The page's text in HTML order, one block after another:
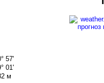
57'
01'
м